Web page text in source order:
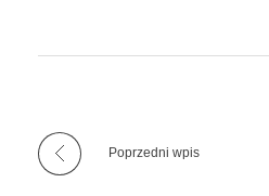
Poprzedni wpis